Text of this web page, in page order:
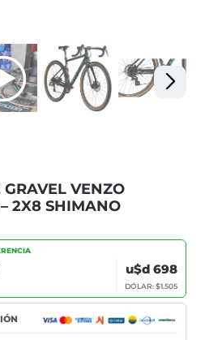
VENZO
2X8 SHIMANO
u$d 698
DÓLAR: $1.505